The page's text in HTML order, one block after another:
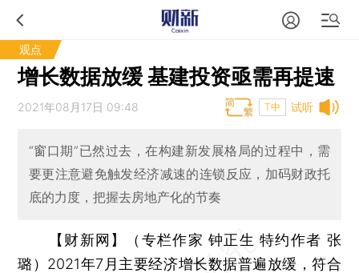
观点
增长数据放缓 基建投资亟需再提速
试听
2021年08月17日 09:48 T中
“窗口期”已然过去，在构建新发展格局的过程中，需
要更注意避免触发经济减速的连锁反应，加码财政托
底的力度，把握去房地产化的节奏
【财新网】（专栏作家 钟正生 特约作者 张
璐） 2021年7月主要经济增长数据普遍放缓，符合